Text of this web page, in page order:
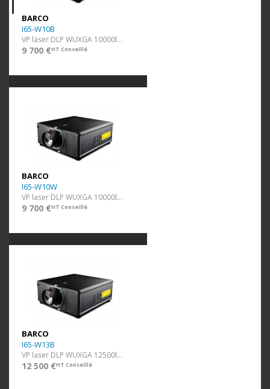
BARCO
I65-W10B
VP laser DLP WUXGA 10000lm Noir ss optique
9 700 €HT Conseillé
BARCO
I65-W10W
VP laser DLP WUXGA 10000lm Blanc ss optique
9 700 €HT Conseillé
BARCO
I65-W13B
VP laser DLP WUXGA 12500lm Noir ss optique
12 500 €HT Conseillé